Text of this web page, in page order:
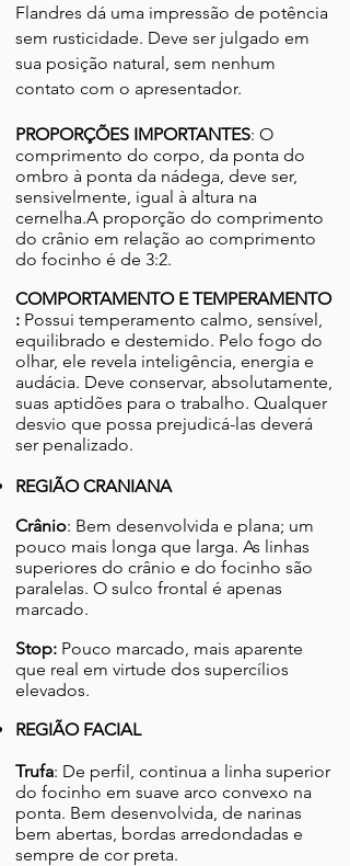
Flandres dá uma impressão de potência
sem rusticidade. Deve ser julgado em
sua posição natural, sem nenhum
contato com o apresentador.
PROPORÇÕES IMPORTANTES: O
comprimento do corpo, da ponta do
ombro à ponta da nádega, deve ser,
sensivelmente, igual à altura na
cernelha.A proporção do comprimento
do crânio em relação ao comprimento
do focinho é de 3:2.
COMPORTAMENTOE TEMPERAMENTO
: Possui temperamento calmo, sensível,
equilibrado e destemido. Pelo fogo do
olhar, ele revela inteligência, energia e
audácia. Deve conservar, absolutamente,
suas aptidões para o trabalho. Qualquer
desvio que possa prejudicá-las deverá
ser penalizado.
REGIÃO CRANIANA
Crânio: Bem desenvolvida e plana; um
pouco mais longa que larga. As linhas
superiores do crânio e do focinho são
paralelas. O sulco frontal é apenas
marcado.
Stop: Pouco marcado, mais aparente
que real em virtude dos supercílios
elevados.
REGIÃO FACIAL
Trufa: De perfil, continua a linha superior
do focinho em suave arco convexo na
ponta. Bem desenvolvida, de narinas
bem abertas, bordas arredondadas e
sempre de cor preta.